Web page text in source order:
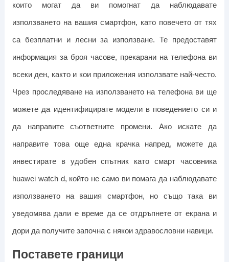
които могат да ви помогнат да наблюдавате
използването на вашия смартфон, като повечето от тях
са безплатни и лесни за използване. Те предоставят
информация за броя часове, прекарани на телефона ви
всеки ден, както и кои приложения използвате най-често.
Чрез проследяване на използването на телефона ви ще
можете да идентифицирате модели в поведението си и
да направите съответните промени.
Ако искате да
направите това още една крачка напред, можете да
инвестирате в удобен спътник като смарт часовника
huawei watch d, който не само ви помага да наблюдавате
използването на вашия смартфон, но също така ви
уведомява дали е време да се отдръпнете от екрана и
дори да получите започна с някои здравословни навици.
Поставете граници